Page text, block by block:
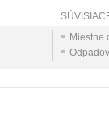
Miestne